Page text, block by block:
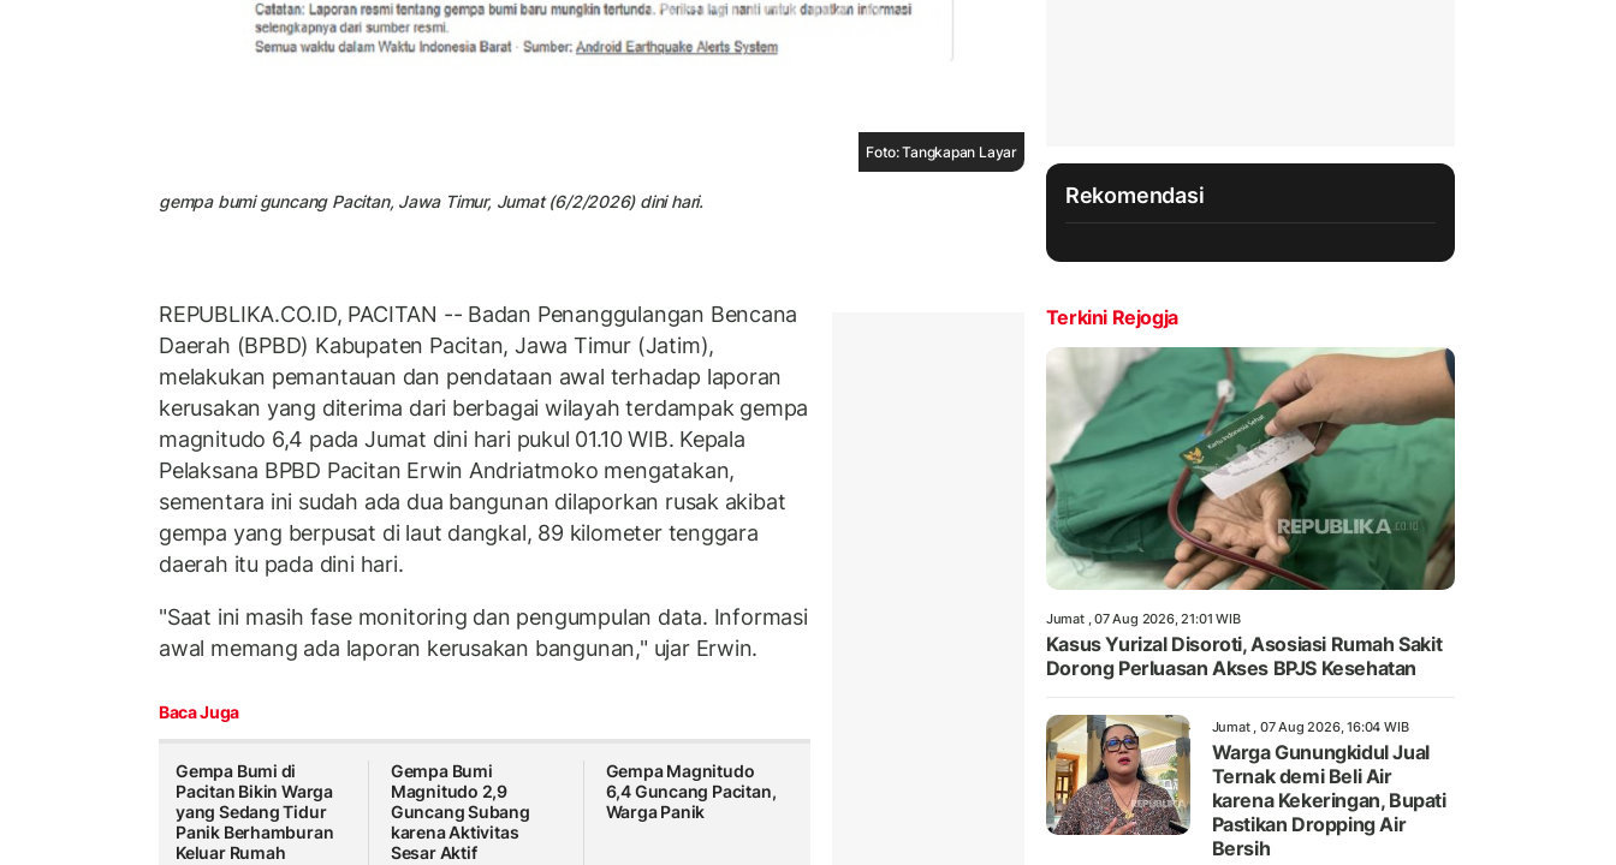
Foto: Tangkapan Layar
gempa bumi guncang Pacitan, Jawa Timur, Jumat (6/2/2026) dini hari.
REPUBLIKA.CO.ID, PACITAN -- Badan Penanggulangan Bencana
Daerah (BPBD) Kabupaten Pacitan, Jawa Timur (Jatim),
melakukan pemantauan dan pendataan awal terhadap laporan
kerusakan yang diterima dari berbagai wilayah terdampak gempa
magnitudo 6,4 pada Jumat dini hari pukul 01.10 WIB. Kepala
Pelaksana BPBD Pacitan Erwin Andriatmoko mengatakan,
sementara ini sudah ada dua bangunan dilaporkan rusak akibat
gempa yang berpusat di laut dangkal, 89 kilometer tenggara
daerah itu pada dini hari.
"Saat ini masih fase monitoring dan pengumpulan data. Informasi
awal memang ada laporan kerusakan bangunan," ujar Erwin.
Baca Juga
Gempa Bumi di
Pacitan Bikin Warga
yang Sedang Tidur
Panik Berhamburan
Keluar Rumah
Gempa Bumi
Magnitudo 2,9
Guncang Subang
karena Aktivitas
Sesar Aktif
Gempa Magnitudo
6,4 Guncang Pacitan,
Warga Panik
Rekomendasi
Terkini Rejogja
Jumat , 07 Aug 2026, 21:01 WIB
Kasus Yurizal Disoroti, Asosiasi Rumah Sakit
Dorong Perluasan Akses BPJS Kesehatan
Jumat , 07 Aug 2026, 16:04 WIB
Warga Gunungkidul Jual
Ternak demi Beli Air
karena Kekeringan, Bupati
Pastikan Dropping Air
Bersih